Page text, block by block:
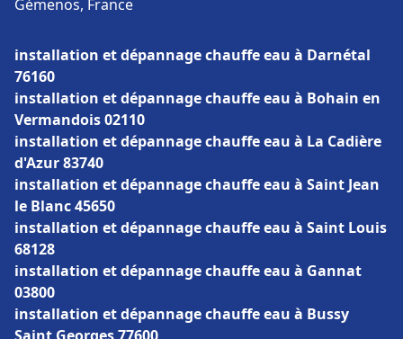
Gémenos, France
installation et dépannage chauffe eau à Darnétal
76160
installation et dépannage chauffe eau à Bohain en
Vermandois 02110
installation et dépannage chauffe eau à La Cadière
d'Azur 83740
installation et dépannage chauffe eau à Saint Jean
le Blanc 45650
installation et dépannage chauffe eau à Saint Louis
68128
installation et dépannage chauffe eau à Gannat
03800
installation et dépannage chauffe eau à Bussy